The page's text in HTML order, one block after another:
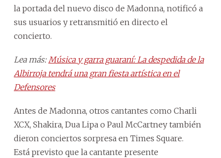
la portada del nuevo disco de Madonna, notificó a
sus usuarios y retransmitió en directo el
concierto.
Lea más: Música y garra guaraní: La despedida de la
Albirroja tendrá una gran fiesta artística en el
Defensores
Antes de Madonna, otros cantantes como Charli
XCX, Shakira, Dua Lipa o Paul McCartney también
dieron conciertos sorpresa en Times Square.
Está previsto que la cantante presente